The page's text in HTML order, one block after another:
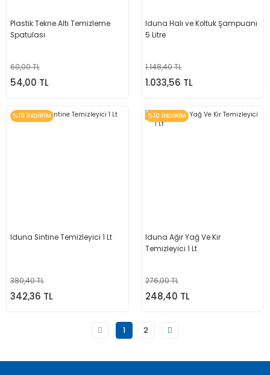
Plastik Tekne Altı Temizleme
Spatulası
60,00 TL
54,00 TL
Iduna Halı ve Koltuk Şampuanı
5 Litre
1.148,40 TL
1.033,56 TL
%10 İNDİRİM
Iduna Sintine Temizleyici 1 Lt
380,40 TL
342,36 TL
%10 İNDİRİM
Iduna Ağır Yağ Ve Kir
Temizleyici 1 Lt
276,00 TL
248,40 TL
1 2